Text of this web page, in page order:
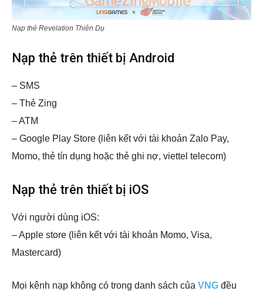
Nạp thẻ Revelation Thiên Dụ
Nạp thẻ trên thiết bị Android
– SMS
– Thẻ Zing
– ATM
– Google Play Store (liên kết với tài khoản Zalo Pay,
Momo, thẻ tín dụng hoặc thẻ ghi nợ, viettel telecom)
Nạp thẻ trên thiết bị iOS
Với người dùng iOS:
– Apple store (liên kết với tài khoản Momo, Visa,
Mastercard)
Mọi kênh nạp không có trong danh sách của VNG đều